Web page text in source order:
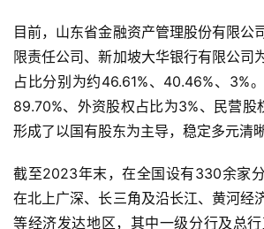
目前，山东省金融资产管理股份有限公
限责任公司、新加坡大华银行有限公司
占比分别为约46.61%、40.46%、3%
89.70%、外资股权占比为3%、民营股
形成了以国有股东为主导，稳定多元清
截至2023年末，在全国设有330余家
在北上广深、长三角及沿长江、黄河经
等经济发达地区，其中一级分行及总